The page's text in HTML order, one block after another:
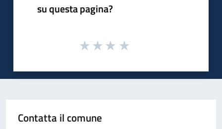
su questa pagina?
Contatta il comune